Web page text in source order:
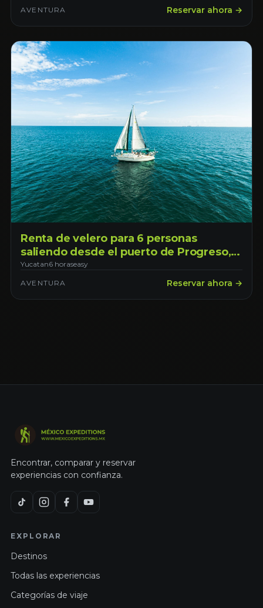
AVENTURA Reservar ahora →
Renta de velero para 6 personas
saliendo desde el puerto de Progreso,
con opción de transporte desde Mérida
Yucatan6 horaseasy
AVENTURA Reservar ahora →
Encontrar, comparar y reservar
experiencias con confianza.
EXPLORAR
Destinos
Todas las experiencias
Categorías de viaje